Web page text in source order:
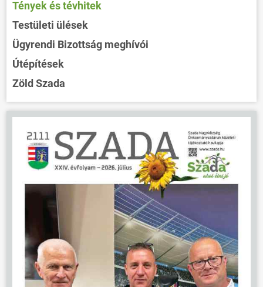
Tények és tévhitek
Testületi ülések
Ügyrendi Bizottság meghívói
Útépítések
Zöld Szada